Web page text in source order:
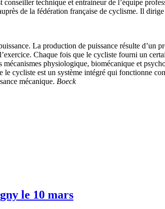
conseiller technique et entraineur de l’équipe
de la fédération française de cyclisme. Il
La production de puissance résulte d’un
Chaque fois que le cycliste fourni un
physiologique, biomécanique et
le cycliste est un système intégré qui fonctionne
mécanique. Boeck
le 10 mars